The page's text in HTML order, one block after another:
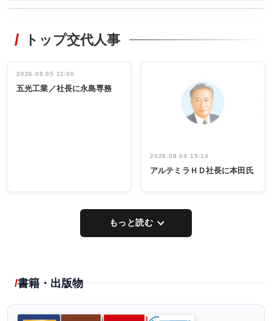
非鉄業界で
インタビュ
ー／社内ア
タックトレー
祝う 業界関
係者ら220人
出席
トップ交代人事
2026.08.05 11:00
五光工業／社長に永島専務
2026.08.04 15:14
アルテミラＨＤ社長に本田氏
もっと読む
書籍・出版物